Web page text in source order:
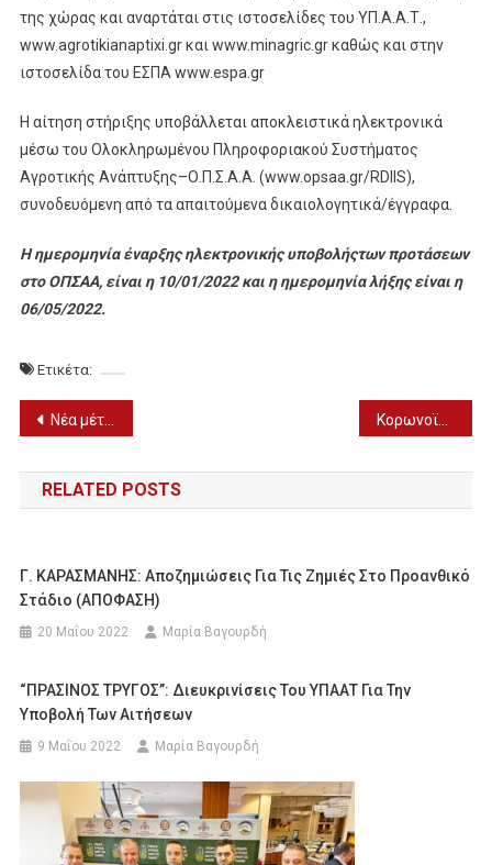
της χώρας και αναρτάται στις ιστοσελίδες του ΥΠ.Α.Α.Τ.,
www.agrotikianaptixi.gr και www.minagric.gr καθώς και στην
ιστοσελίδα του ΕΣΠΑ www.espa.gr
H αίτηση στήριξης υποβάλλεται αποκλειστικά ηλεκτρονικά
μέσω του Ολοκληρωμένου Πληροφοριακού Συστήματος
Αγροτικής Ανάπτυξης–Ο.Π.Σ.Α.Α. (www.opsaa.gr/RDIIS),
συνοδευόμενη από τα απαιτούμενα δικαιολογητικά/έγγραφα.
Η ημερομηνία έναρξης ηλεκτρονικής υποβολήςτων προτάσεων
στο ΟΠΣΑΑ, είναι η 10/01/2022 και η ημερομηνία λήξης είναι η
06/05/2022.
Ετικέτα:
Πλοήγηση
άρθρων
Νέα μέτρα: Τι θα γίνει με τα πάρτι στα σπίτια
RELATED POSTS
Γ. ΚΑΡΑΣΜΑΝΗΣ: Αποζημιώσεις Για Τις Ζημιές Στο Προανθικό
Στάδιο (ΑΠΟΦΑΣΗ)
20 Μαΐου 2022 Μαρία Βαγουρδή
“ΠΡΑΣΙΝΟΣ ΤΡΥΓΟΣ”: Διευκρινίσεις Του ΥΠΑΑΤ Για Την
Υποβολή Των Αιτήσεων
9 Μαΐου 2022 Μαρία Βαγουρδή